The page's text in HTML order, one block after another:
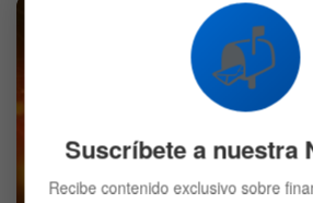
📬
Suscríbete a nuestra
Recibe contenido exclusivo sobre